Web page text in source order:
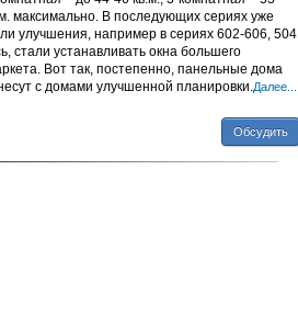
максимально. В последующих сериях уже
улучшения, например в сериях 602-606, 504
стали устанавливать окна большего
Вот так, постепенно, панельные дома
с домами улучшенной планировки.Далее...
Обсудить